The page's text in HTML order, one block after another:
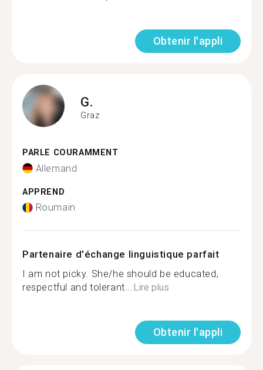
Obtenir l'appli
G.
Graz
PARLE COURAMMENT
Allemand
APPREND
Roumain
Partenaire d'échange linguistique parfait
I am not picky. She/he should be educated,
respectful and tolerant...Lire plus
Obtenir l'appli